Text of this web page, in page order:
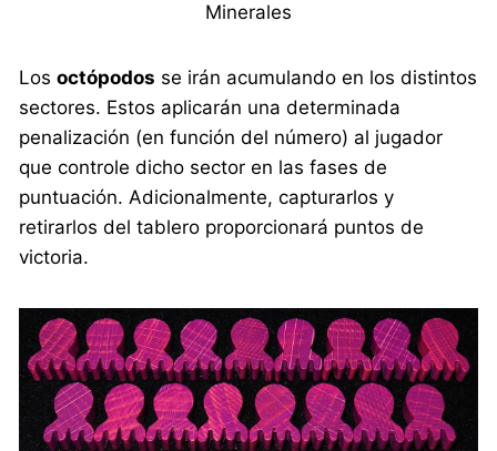
Minerales
Losoctópodos se irán acumulando en los distintos
sectores. Estos aplicarán una determinada
penalización (en función del número) al jugador
que controle dicho sector en las fases de
puntuación. Adicionalmente, capturarlos y
retirarlos del tablero proporcionará puntos de
victoria.